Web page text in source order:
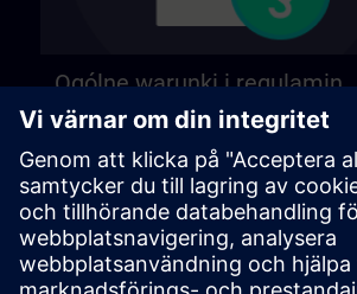
Ogólne warunki i regulamin
Nasze ogólne warunki pracy znajdziesz na
następnej stronie.